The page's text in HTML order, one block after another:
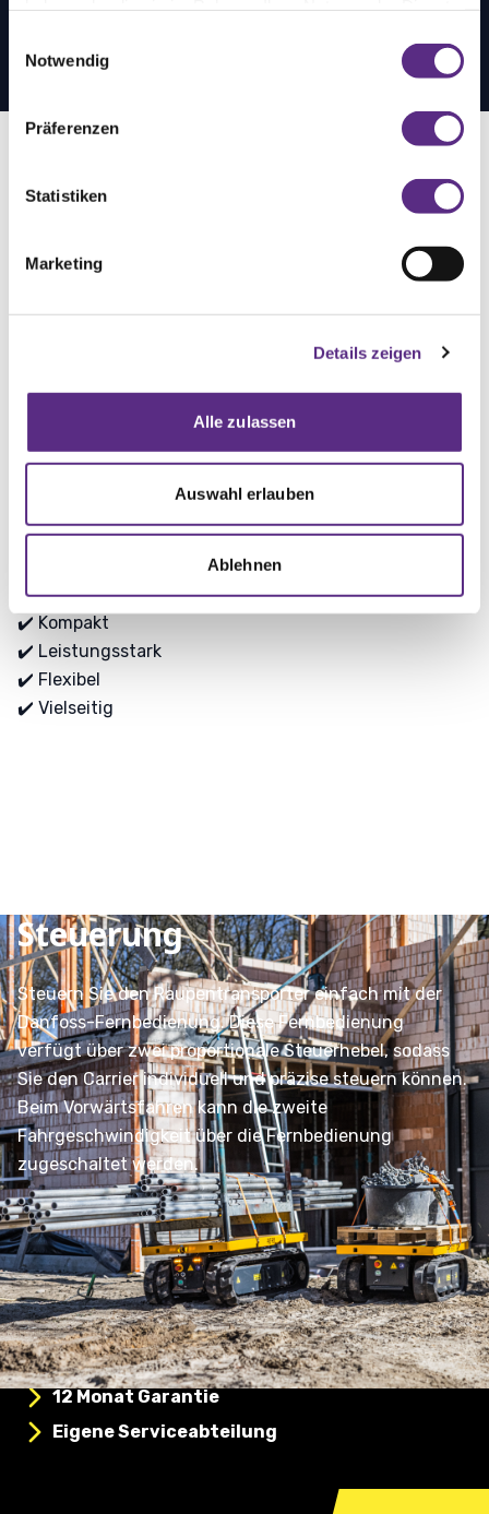
Notwendig
Präferenzen
Statistiken
Marketing
Details zeigen
Alle zulassen
Auswahl erlauben
Ablehnen
Fero Raupentransporter
✔️ Kompakt
✔️ Leistungsstark
✔️ Flexibel
✔️ Vielseitig
Steuerung
Steuern Sie den Raupentransporter einfach mit der
Danfoss-Fernbedienung. Diese Fernbedienung
verfügt über zwei proportionale Steuerhebel, sodass
Sie den Carrier individuell und präzise steuern können.
Beim Vorwärtsfahren kann die zweite
Fahrgeschwindigkeit über die Fernbedienung
zugeschaltet werden.
Schnelle Lieferung
12 Monat Garantie
Eigene Serviceabteilung